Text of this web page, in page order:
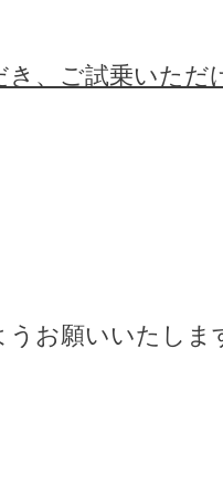
、ご試乗いただ
うお願いいたしま